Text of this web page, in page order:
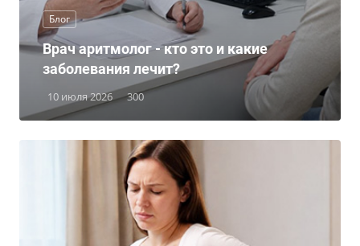
Блог
10 июля 2026 300
Врач аритмолог - кто это и какие
заболевания лечит?